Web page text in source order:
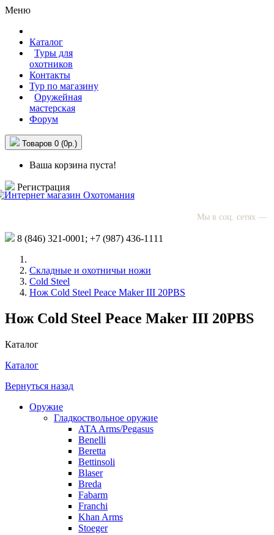
Меню
Каталог
Туры для
охотников
Контакты
Тур по магазину
Оружейная
мастерская
Форум
Товаров 0 (0р.)
Ваша корзина пуста!
Регистрация
Мы в соц. сетях —
8 (846) 321-0001; +7 (987) 436-1111
Складные и охотничьи ножи
Cold Steel
Нож Cold Steel Peace Maker III 20PBS
Нож Cold Steel Peace Maker III 20PBS
Каталог
Каталог
Вернуться назад
Оружие
Гладкоствольное оружие
ATA Arms/Pegasus
Benelli
Beretta
Bettinsoli
Blaser
Breda
Fabarm
Franchi
Khan Arms
Stoeger